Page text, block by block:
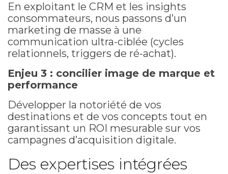
En exploitant le CRM et les insights
consommateurs, nous passons d’un
marketing de masse à une
communication ultra-ciblée (cycles
relationnels, triggers de ré-achat).
Enjeu 3 : concilier image de marque et
performance
Développer la notoriété de vos
destinations et de vos concepts tout en
garantissant un ROI mesurable sur vos
campagnes d’acquisition digitale.
Des expertises intégrées